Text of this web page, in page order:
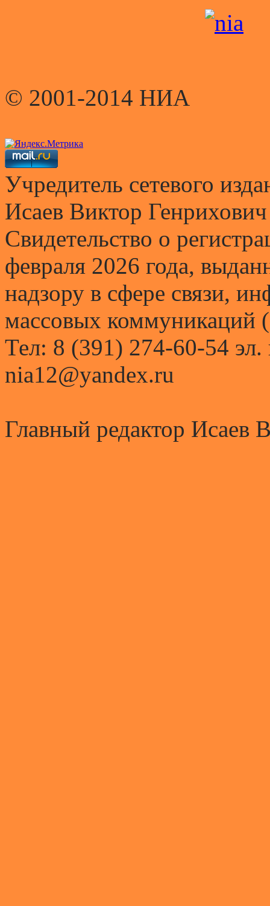
© 2001-2014 НИА
Учредитель сетевого
Исаев Виктор Генрихович
Свидетельство о
февраля 2026 года,
надзору в сфере связи,
массовых коммуникаций
Тел: 8 (391) 274-60-54 эл.
nia12@yandex.ru
Главный редактор Исаев